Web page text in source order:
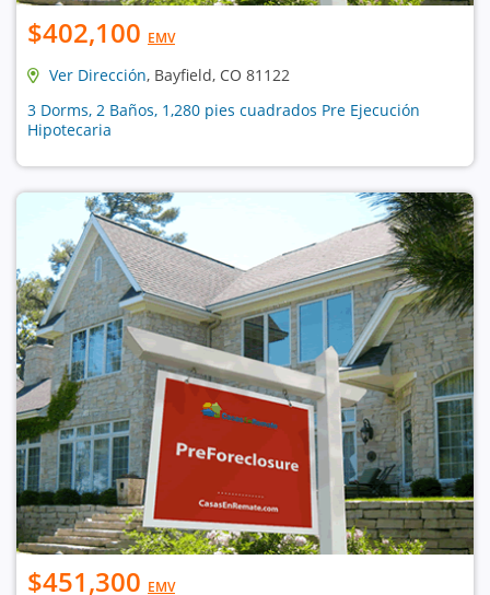
$402,100 EMV
Ver Dirección, Bayfield, CO 81122
3 Dorms, 2 Baños, 1,280 pies cuadrados Pre Ejecución
Hipotecaria
$451,300 EMV